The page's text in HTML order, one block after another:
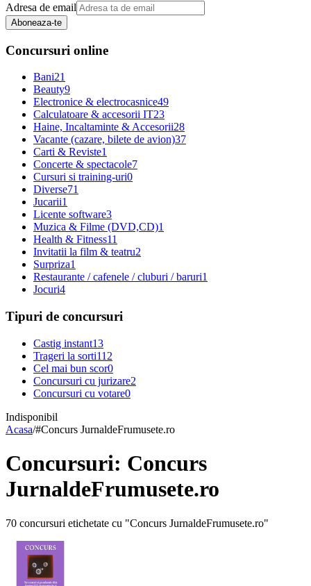
Adresa de email
Aboneaza-te
Concursuri online
Bani21
Beauty9
Electronice & electrocasnice49
Calculatoare & accesorii IT23
Haine, Incaltaminte & Accesorii28
Vacante (cazare, bilete de avion)37
Carti & Reviste1
Concerte & spectacole7
Cursuri si training-uri0
Diverse71
Jucarii1
Licente software3
Muzica & Filme (DVD,CD)1
Health & Fitness11
Invitatii la film & teatru2
Surpriza1
Restaurante / cafenele / cluburi / baruri1
Jocuri4
Tipuri de concursuri
Castig instant13
Trageri la sorti112
Cel mai bun scor0
Concursuri cu jurizare2
Concursuri cu votare0
Indisponibil
Acasa/#Concurs JurnaldeFrumusete.ro
Concursuri: Concurs
JurnaldeFrumusete.ro
70 concursuri etichetate cu "Concurs JurnaldeFrumusete.ro"